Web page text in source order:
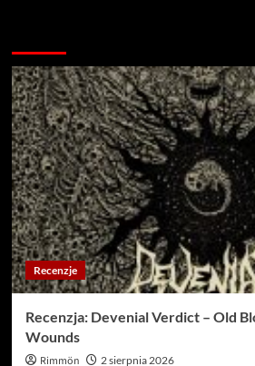
Recenzje
Recenzja: Devenial Verdict – Old
Wounds
Rimmön 2 sierpnia 2026